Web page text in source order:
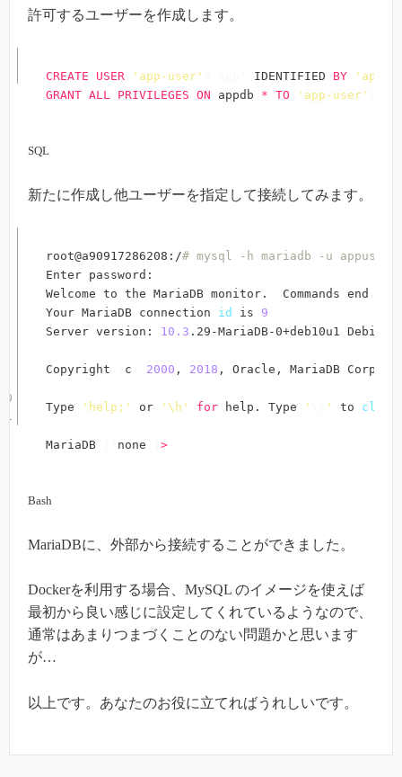
許可するユーザーを作成します。
CREATE USER 'app-user' IDENTIFIED BY
'app-
GRANT ALL PRIVILEGES ON appdb * TO 'app-user'
SQL
新たに作成し他ユーザーを指定して接続してみます。
root@a90917286208:/# mysql -h mariadb -u
Enter password:
Welcome to the MariaDB monitor.  Commands end
Your MariaDB connection id is 9
Server version: 10.3 .29-MariaDB-0+deb10u1 Debian
Copyright c 2000 , 2018 , Oracle, MariaDB
Type 'help;' or '\h' for help. Type ' ' to clear
MariaDB none >
Bash
MariaDBに、外部から接続することができました。
Dockerを利用する場合、MySQL のイメージを使えば
最初から良い感じに設定してくれているようなので、
通常はあまりつまづくことのない問題かと思います
が…
以上です。あなたのお役に立てればうれしいです。